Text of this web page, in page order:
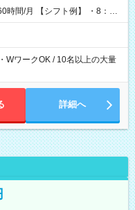
】 ・8：00
WワークOK / 10名以上の大量
詳細へ